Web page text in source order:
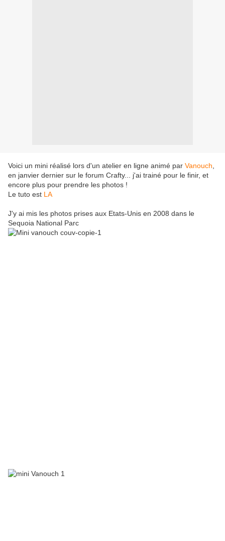
Voici un mini réalisé lors d'un atelier en ligne animé par Vanouch
en janvier dernier sur le forum Crafty... j'ai trainé pour le finir, et
encore plus pour prendre les photos !
Le tuto est LA
J'y ai mis les photos prises aux Etats-Unis en 2008 dans le
Sequoia National Parc